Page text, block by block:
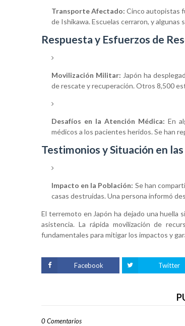
Transporte Afectado: Cinco autopistas
de Ishikawa. Escuelas cerraron, y
Respuesta y Esfuerzos de
Movilización Militar: Japón ha
de rescate y recuperación. Otros 8,500
Desafíos en la Atención Médica: En
médicos a los pacientes heridos. Se han
Testimonios y Situación en
Impacto en la Población: Se han
casas destruidas. Una persona informó
El terremoto en Japón ha dejado una
asistencia. La rápida movilización de
fundamentales para mitigar los impactos y
Facebook Twitter
0 Comentarios